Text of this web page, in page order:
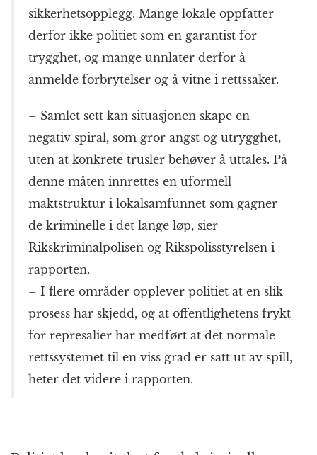
sikkerhetsopplegg. Mange lokale oppfatter
derfor ikke politiet som en garantist for
trygghet, og mange unnlater derfor å
anmelde forbrytelser og å vitne i rettssaker.
– Samlet sett kan situasjonen skape en
negativ spiral, som gror angst og utrygghet,
uten at konkrete trusler behøver å uttales. På
denne måten innrettes en uformell
maktstruktur i lokalsamfunnet som gagner
de kriminelle i det lange løp, sier
Rikskriminalpolisen og Rikspolisstyrelsen i
rapporten.
– I flere områder opplever politiet at en slik
prosess har skjedd, og at offentlighetens frykt
for represalier har medført at det normale
rettssystemet til en viss grad er satt ut av spill,
heter det videre i rapporten.